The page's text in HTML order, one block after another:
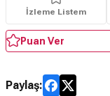
İzleme Listem
Puan Ver
Paylaş: